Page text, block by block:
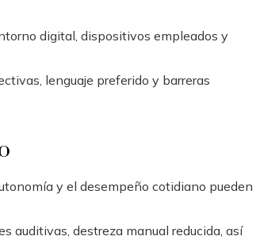
digital, dispositivos empleados y
lenguaje preferido y barreras
y el desempeño cotidiano pueden
auditivas, destreza manual reducida, así